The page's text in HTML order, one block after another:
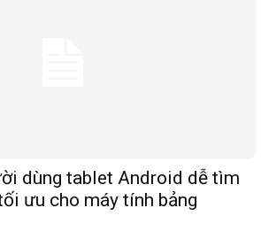
dùng tablet Android dễ tìm
ưu cho máy tính bảng